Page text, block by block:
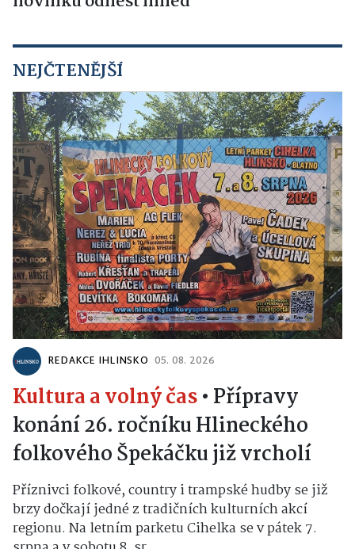
NEJČTENĚJŠÍ
REDAKCE IHLINSKO 05. 08. 2026
Kultura a volný čas• Přípravy
konání 26. ročníku Hlineckého
folkového Špekáčku již vrcholí
Příznivci folkové, country i trampské hudby se již
brzy dočkají jedné z tradičních kulturních akcí
regionu. Na letním parketu Cihelka se v pátek 7.